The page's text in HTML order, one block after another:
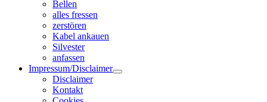
Bellen
alles fressen
zerstören
Kabel ankauen
Silvester
anfassen
Impressum/Disclaimer
Disclaimer
Kontakt